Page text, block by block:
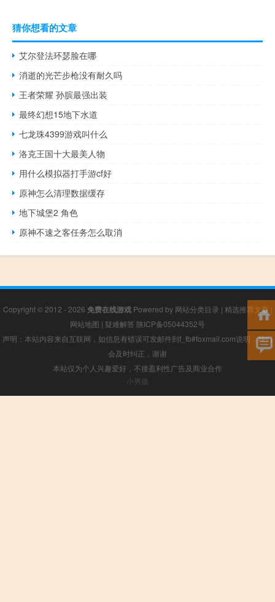
猜你想看的文章
艾尔登法环瑟脸在哪
消逝的光芒步枪没有耐久吗
王者荣耀 孙膑最强出装
最终幻想15地下水道
七龙珠4399游戏叫什么
洛克王国十大最美人物
用什么模拟器打手游cf好
原神怎么清理数据缓存
地下城堡2 角色
原神不速之客任务怎么取消
Copyright © 2012 - 2026 免费在线游戏Powered by 网站分类目录 | 精选推荐文章 |
网站地图 | 疑难解答 陕ICP备05044352号
声明：本站内容来自互联网，如信息有错误可发邮件到f_fb#foxmail.com说明，我们
会及时纠正，谢谢
本站仅为个人兴趣爱好，不接盈利性广告及商业合作
小男孩